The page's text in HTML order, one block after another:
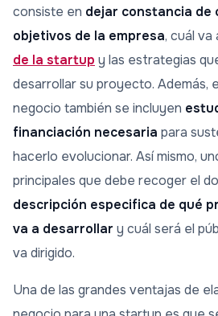
consiste en dejar constancia de
objetivos de la empresa, cuál va
de la startup y las estrategias
desarrollar su proyecto. Además,
negocio también se incluyen
financiación necesaria para
hacerlo evolucionar. Así mismo,
principales que debe recoger el
descripción especifica de qué
va a desarrollar y cuál será el
va dirigido.
Una de las grandes ventajas de